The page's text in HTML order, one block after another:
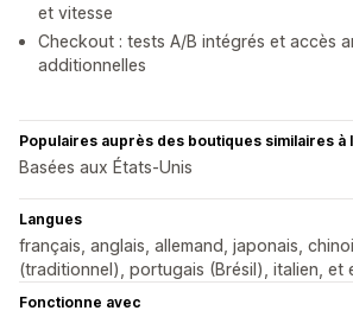
et vitesse
Checkout : tests A/B intégrés et accès
additionnelles
Populaires auprès des boutiques similaires à
Basées aux États-Unis
Langues
français, anglais, allemand, japonais,
(traditionnel), portugais (Brésil), italien, et
Fonctionne avec